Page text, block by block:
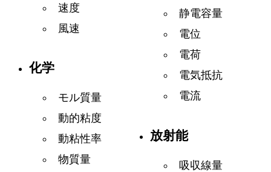
速度
風速
化学
モル質量
動的粘度
動粘性率
物質量
静電容量
電位
電荷
電気抵抗
電流
放射能
吸収線量